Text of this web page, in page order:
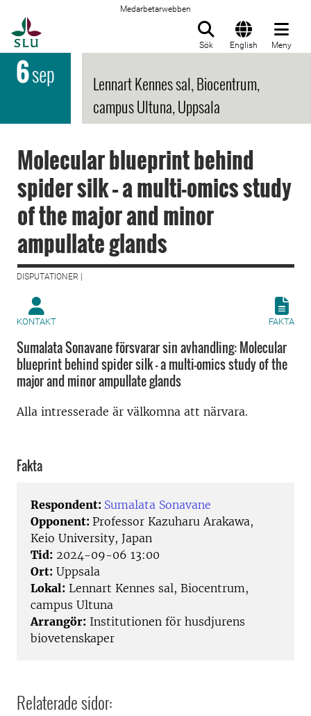
Medarbetarwebben
Sök English Meny
6sep
Lennart Kennes sal, Biocentrum,
campus Ultuna, Uppsala
Molecular blueprint behind
spider silk – a multi-omics study
of the major and minor
ampullate glands
DISPUTATIONER |
KONTAKT FAKTA
Sumalata Sonavane försvarar sin avhandling: Molecular
blueprint behind spider silk – a multi-omics study of the
major and minor ampullate glands
Alla intresserade är välkomna att närvara.
Fakta
Respondent: Sumalata Sonavane
Opponent: Professor Kazuharu Arakawa,
Keio University, Japan
Tid: 2024-09-06 13:00
Ort: Uppsala
Lokal: Lennart Kennes sal, Biocentrum,
campus Ultuna
Arrangör: Institutionen för husdjurens
biovetenskaper
Relaterade sidor: